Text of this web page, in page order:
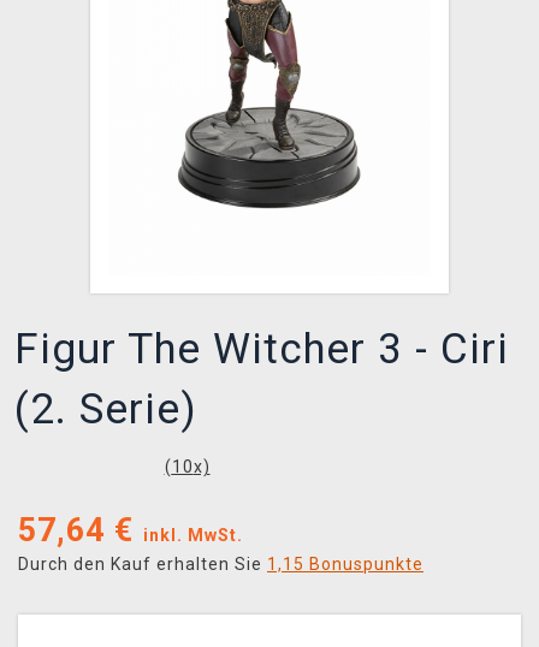
Figur The Witcher 3 - Ciri
(2. Serie)
(10x)
57,64 €
inkl. MwSt.
Durch den Kauf erhalten Sie 1,15 Bonuspunkte